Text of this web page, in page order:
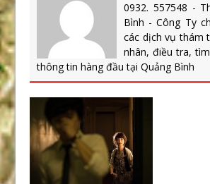
0932. 557548 -
Bình - Công Ty
các dịch vụ thám
nhân, điều tra,
thông tin hàng đầu tại Quảng Bình